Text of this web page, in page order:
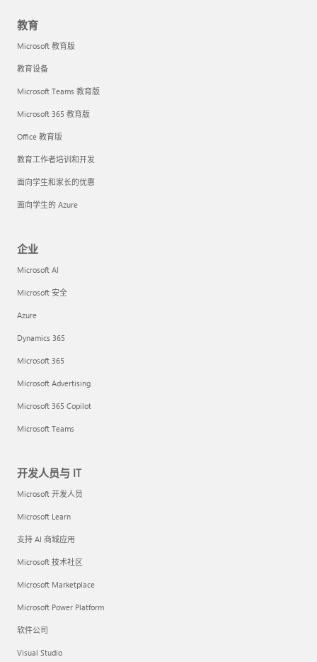
教育
Microsoft 教育版
教育设备
Microsoft Teams 教育版
Microsoft 365 教育版
Office 教育版
教育工作者培训和开发
面向学生和家长的优惠
面向学生的 Azure
企业
Microsoft AI
Microsoft 安全
Azure
Dynamics 365
Microsoft 365
Microsoft Advertising
Microsoft 365 Copilot
Microsoft Teams
开发人员与 IT
Microsoft 开发人员
Microsoft Learn
支持 AI 商城应用
Microsoft 技术社区
Microsoft Marketplace
Microsoft Power Platform
软件公司
Visual Studio